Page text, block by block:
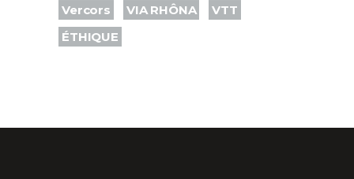
Vercors
VIA RHÔNA
VTT
ÉTHIQUE